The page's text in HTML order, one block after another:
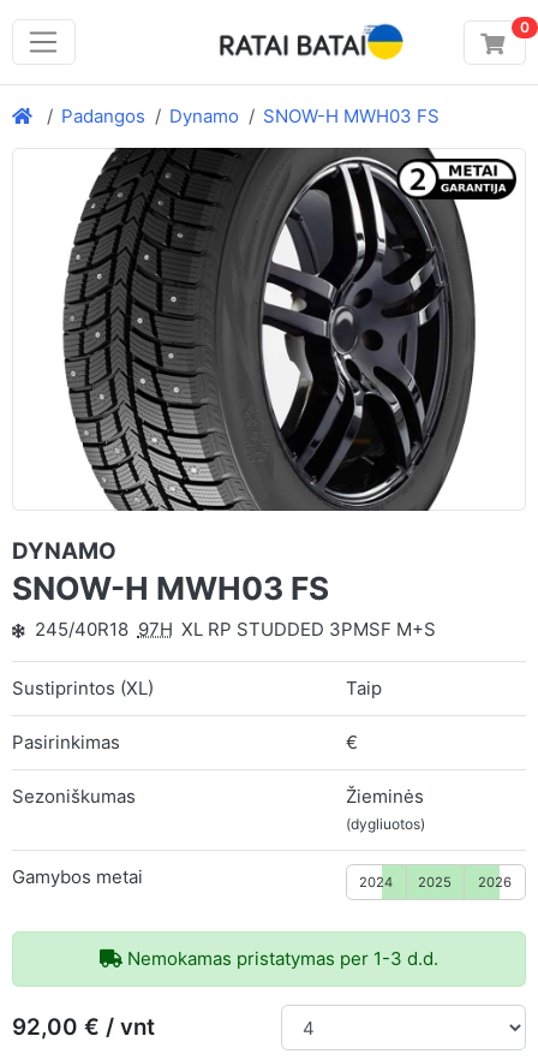
0
Padangos Dynamo SNOW-H MWH03 FS
DYNAMO
SNOW-H MWH03 FS
245/40R18 97H XL RP STUDDED 3PMSF M+S
Sustiprintos (XL) Taip
Pasirinkimas €
Sezoniškumas Žieminės
(dygliuotos)
Gamybos metai 2024 2025 2026
Nemokamas pristatymas per 1-3 d.d.
92,00 € / vnt